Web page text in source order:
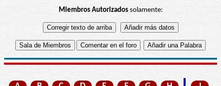
Miembros Autorizadossolamente: